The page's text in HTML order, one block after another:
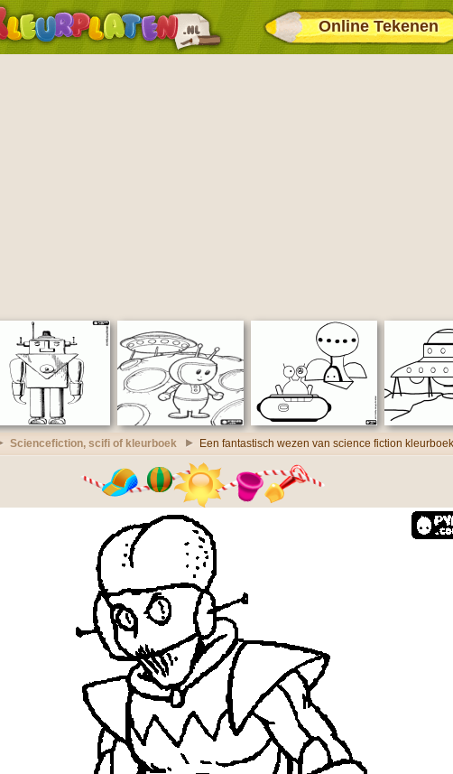
Online Tekenen
Sciencefiction, scifi of kleurboek Een fantastisch wezen van science fiction kleurboek